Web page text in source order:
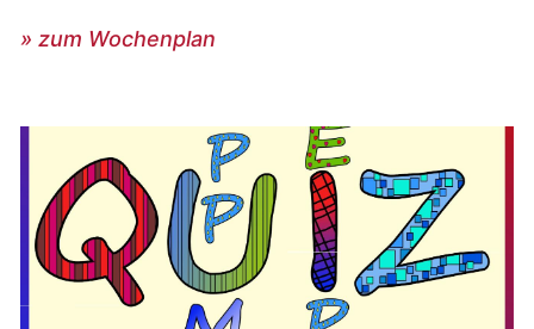
» zum Wochenplan